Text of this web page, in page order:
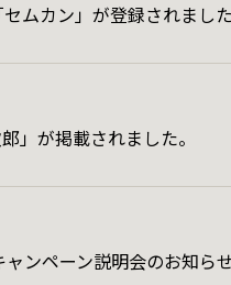
ムカン」が登録されました
」が掲載されました。
ンペーン説明会のお知ら